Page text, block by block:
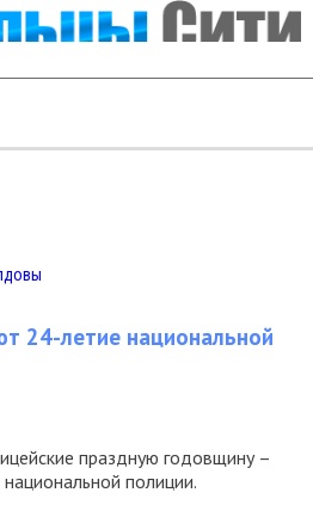
24-летие национальной
праздную годовщину –
полиции.